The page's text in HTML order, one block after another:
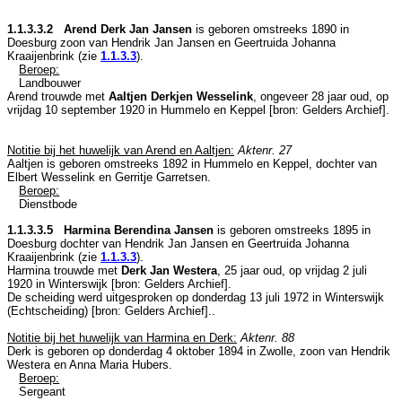
1.1.3.3.2 Arend Derk Jan Jansen is geboren omstreeks 1890 in
Doesburg zoon van Hendrik Jan Jansen en Geertruida Johanna
Kraaijenbrink (zie 1.1.3.3).
Beroep:
Landbouwer
Arend trouwde met Aaltjen Derkjen Wesselink, ongeveer 28 jaar oud, op
vrijdag 10 september 1920 in Hummelo en Keppel [bron: Gelders Archief].
Notitie bij het huwelijk van Arend en Aaltjen: Aktenr. 27
Aaltjen is geboren omstreeks 1892 in Hummelo en Keppel , dochter van
Elbert Wesselink en Gerritje Garretsen.
Beroep:
Dienstbode
1.1.3.3.5 Harmina Berendina Jansen is geboren omstreeks 1895 in
Doesburg dochter van Hendrik Jan Jansen en Geertruida Johanna
Kraaijenbrink (zie 1.1.3.3).
Harmina trouwde met Derk Jan Westera , 25 jaar oud, op vrijdag 2 juli
1920 in Winterswijk [bron: Gelders Archief].
De scheiding werd uitgesproken op donderdag 13 juli 1972 in Winterswijk
(Echtscheiding) [bron: Gelders Archief]..
Notitie bij het huwelijk van Harmina en Derk: Aktenr. 88
Derk is geboren op donderdag 4 oktober 1894 in Zwolle , zoon van Hendrik
Westera en Anna Maria Hubers.
Beroep:
Sergeant